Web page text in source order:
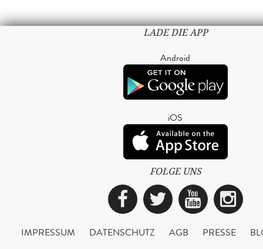
LADE DIE APP
Android
iOS
FOLGE UNS
Facebook
Twitter
IMPRESSUM DATENSCHUTZ AGB PRESSE